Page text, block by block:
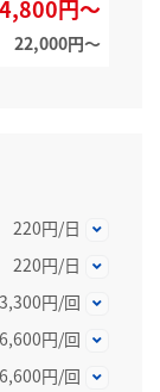
円～
22,000円〜
220円/日
220円/日
3,300円/回
6,600円/回
6,600円/回